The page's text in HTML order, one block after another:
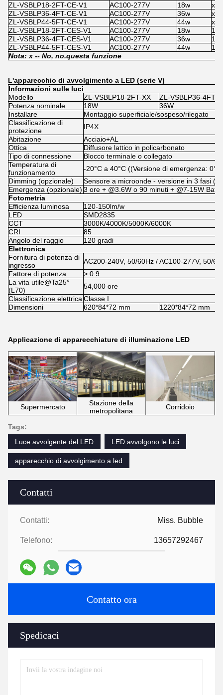
Contatti
Contatti: Miss. Bubble
Telefono: 13657292467
Contatto ora
Spedicaci
ZL-VSBLP18-2FT-CE-V1
AC100-277V 18w
x
ZL-VSBLP36-4FT-CE-V1
AC100-277V 36w
x
ZL-VSBLP44-5FT-CE-V1
AC100-277V 44w
x
ZL-VSBLP18-2FT-CES-V1
AC100-277V 18w
ZL-VSBLP36-4FT-CES-V1
AC100-277V 36w
ZL-VSBLP44-5FT-CES-V1
AC100-277V 44w
Nota: x -- No, no.questa funzione
L'apparecchio di avvolgimento a LED (serie V)
Informazioni sulle luci
Modello
ZL-VSBLP18-2FT-XX
ZL-VSBLP36-4FT-
Potenza nominale
18W
36W
Installare
Montaggio superficiale/sospeso/rilegato
Classificazione di
protezione
IP4X
Abitazione
Acciaio+AL
Ottica
Diffusore lattico in policarbonato
Tipo di connessione
Blocco terminale o collegato
Temperatura di
funzionamento
-20°C a 40°C ((Versione di emergenza:
Dimming (opzionale)
Sensore a microonde - versione in 3 fasi
Emergenza (opzionale) 3 ore + @3.6W o 90 minuti + @7-15W
Fotometria
Efficienza luminosa
120-150lm/w
LED
SMD2835
CCT
3000K/4000K/5000K/6000K
CRI
85
Angolo del raggio
120 gradi
Elettronica
Fornitura di potenza di
ingresso
AC200-240V, 50/60Hz / AC100-277V, 50/
Fattore di potenza
> 0.9
La vita utile@Ta25°
(L70)
54,000 ore
Classificazione elettrica Classe I
Dimensioni
620*84*72 mm 1220*84*72 mm
Applicazione di apparecchiature di illuminazione LED
Supermercato
Stazione della
metropolitana
Corridoio
Tags:
Luce avvolgente del LED
LED avvolgono le luci
apparecchio di avvolgimento a led